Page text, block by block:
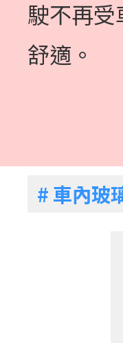
駛不再
舒適。
# 車內玻